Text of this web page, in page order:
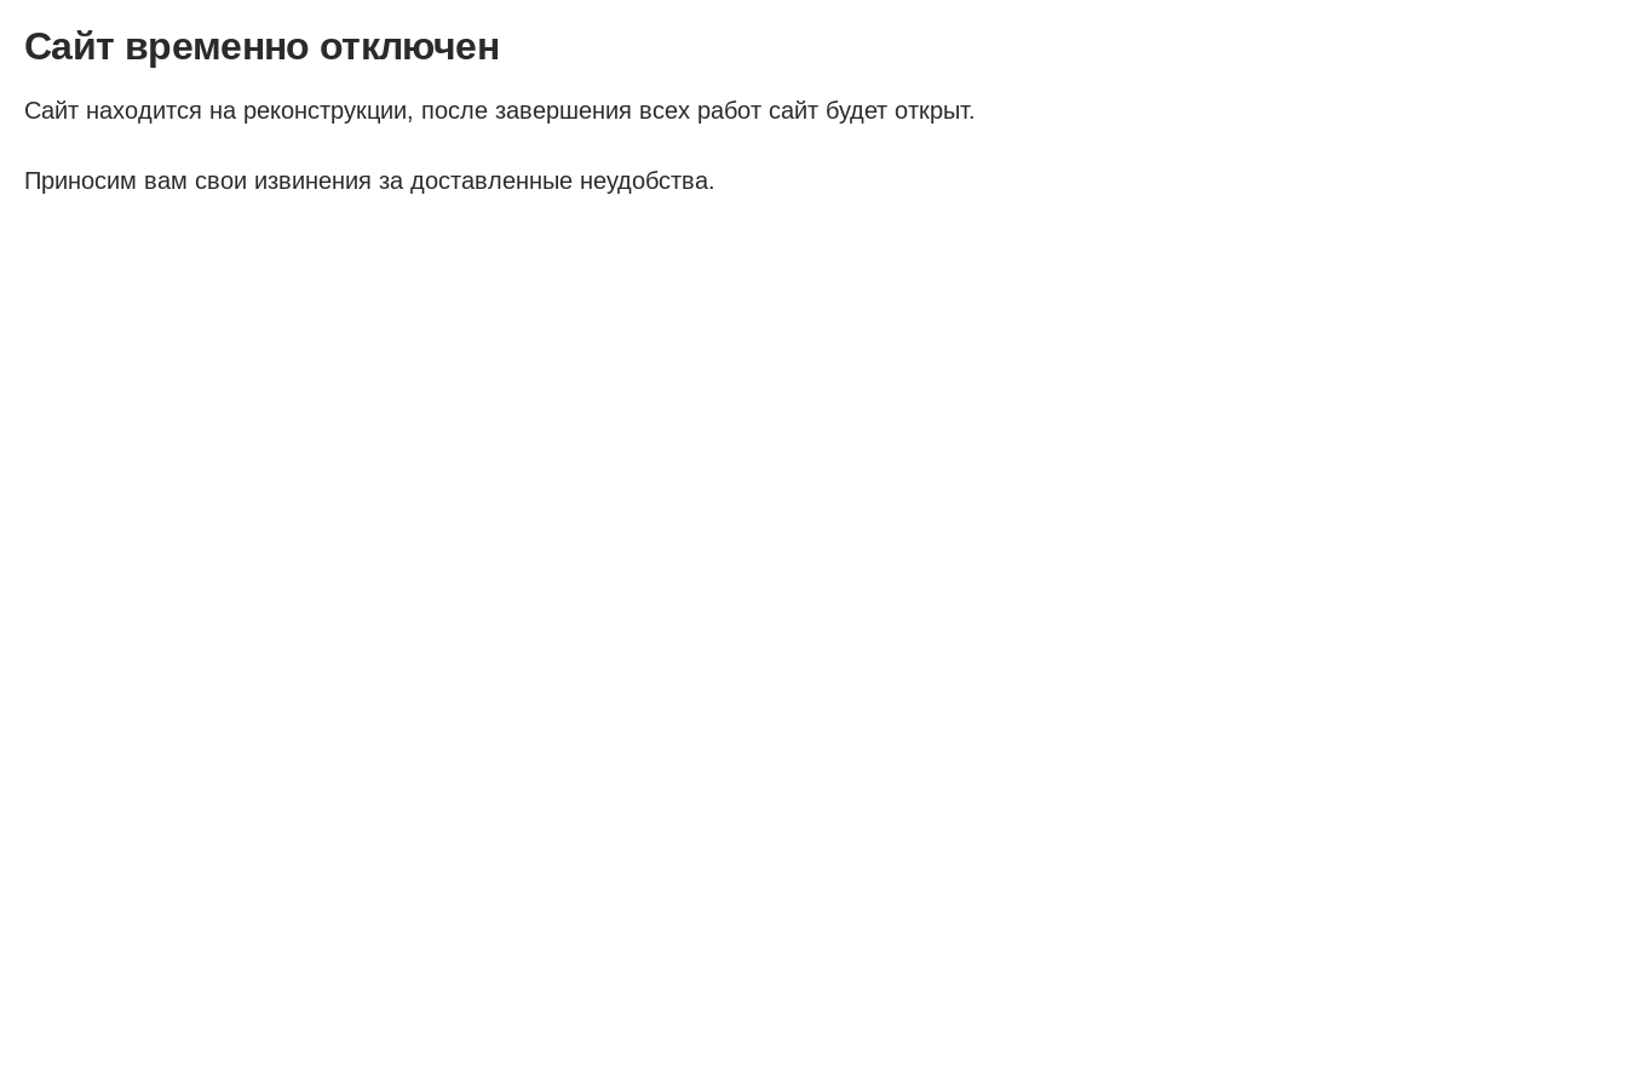
Сайт временно отключен
Сайт находится на реконструкции, после завершения всех работ сайт будет открыт.
Приносим вам свои извинения за доставленные неудобства.